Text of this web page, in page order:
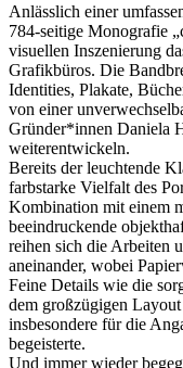
Anlässlich einer
784-seitige Monografie
visuellen Inszenierung
Grafikbüros. Die
Identities, Plakate,
von einer
Gründer*innen Daniela
weiterentwickeln.
Bereits der leuchtende
farbstarke Vielfalt des
Kombination mit einem
beeindruckende
reihen sich die Arbeiten
aneinander, wobei
Feine Details wie die
dem großzügigen
insbesondere für die
begeisterte.
Und immer wieder